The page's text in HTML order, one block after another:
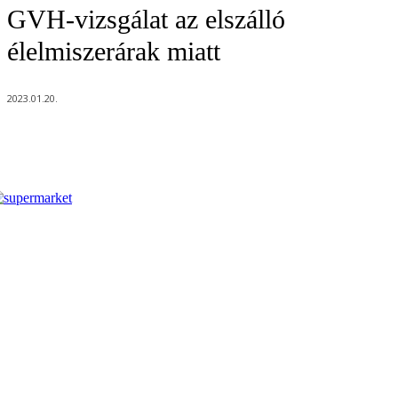
GVH-vizsgálat az elszálló
élelmiszerárak miatt
2023.01.20.